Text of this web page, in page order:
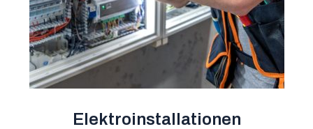
Elektroinstallationen